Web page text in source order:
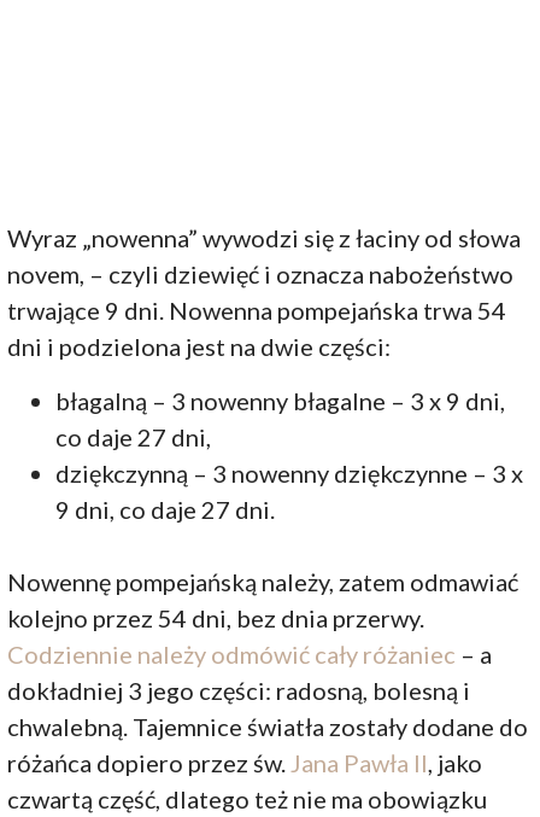
Wyraz „nowenna” wywodzi się z łaciny od słowa
novem, – czyli dziewięć i oznacza nabożeństwo
trwające 9 dni. Nowenna pompejańska trwa 54
dni i podzielona jest na dwie części:
błagalną – 3 nowenny błagalne – 3 x 9 dni,
co daje 27 dni,
dziękczynną – 3 nowenny dziękczynne – 3 x
9 dni, co daje 27 dni.
Nowennę pompejańską należy, zatem odmawiać
kolejno przez 54 dni, bez dnia przerwy.
Codziennie należy odmówić cały różaniec – a
dokładniej 3 jego części: radosną, bolesną i
chwalebną. Tajemnice światła zostały dodane do
różańca dopiero przez św. Jana Pawła II , jako
czwartą część, dlatego też nie ma obowiązku